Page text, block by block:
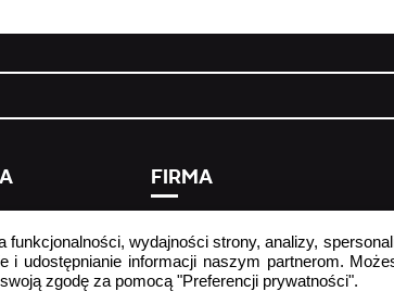
FIRMA
informacja o przetwarzaniu
osobowych
wydajności strony, analizy,
udostępnianie informacji naszym partnerom.
zgodę za pomocą "Preferencji prywatności".